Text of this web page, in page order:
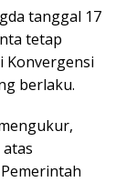
tanggal 17
tetap
Konvergensi
berlaku.